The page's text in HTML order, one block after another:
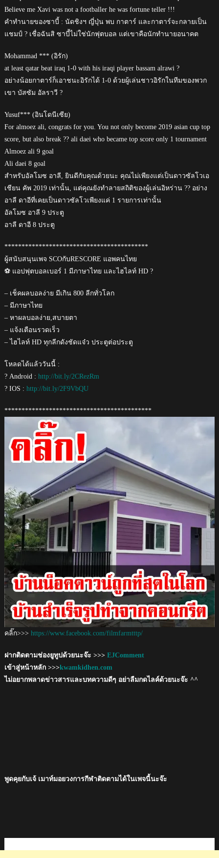
Believe me Xavi was not a footballer he was fortune teller !!!
คำทำนายของซาบี้ : นัดชิงฯ ญี่ปุ่น พบ กาตาร์ และกาตาร์จะกลายเป็น
แชมป์ ? เชื่อฉันสิ ซาบี้ไม่ใช่นักฟุตบอล แต่เขาคือนักทำนายอนาคต
Mohammad *** (อิรัก)
at least qatar beat iraq 1-0 with his iraqi player bassam alrawi ?
อย่างน้อยกาตาร์ก็เอาชนะอิรักได้ 1-0 ด้วยผู้เล่นชาวอิรักในทีมของพวก
เขา บัสซัม อัลราวี ?
Yusuf*** (อินโดนีเซีย)
For almoez ali, congrats for you. You not only become 2019 asian cup top
score, but also break ?? ali daei who became top score only 1 tournament
Almoez ali 9 goal
Ali daei 8 goal
สำหรับอัลโมซ อาลี, ยินดีกับคุณด้วยนะ คุณไม่เพียงแต่เป็นดาวซัลโวเอ
เชียน คัพ 2019 เท่านั้น, แต่คุณยังทำลายสถิติของผู้เล่นอิหร่าน ?? อย่าง
อาลี ดาอีที่เคยเป็นดาวซัลโวเพียงแค่ 1 รายการเท่านั้น
อัลโมซ อาลี 9 ประตู
อาลี ดาอี 8 ประตู
******************************************
ผู้สนับสนุนเพจ SCOกับRESCORE แอพคนไทย
⚽ แอปฟุตบอลเบอร์ 1 มีภาษาไทย และไฮไลท์ HD ?
– เช็คผลบอลง่าย มีเกิน 800 ลีกทั่วโลก
– มีภาษาไทย
– หาผลบอลง่าย,สบายตา
– แจ้งเตือนรวดเร็ว
– ไฮไลท์ HD ทุกลีกดังชัดแจ๋ว ประตูต่อประตู
โหลดได้แล้ววันนี้ :
? Android : http://bit.ly/2CRezRm
? IOS : http://bit.ly/2F9VbQU
*******************************************
คลิ๊ก>>> https://www.facebook.com/filmfarmtttp/
ฝากติดตามช่องยูทูปด้วยนะจ๊ะ >>> EJComment
เข้าสู่หน้าหลัก >>>kwamkidhen.com
ไม่อยากพลาดข่าวสารและบทความดีๆ อย่าลืมกดไลค์ด้วยนะจ๊ะ ^^
พูดคุยกับเจ้ เมาท์มอยวงการกีฬาติดตามได้ในเพจนี้นะจ๊ะ